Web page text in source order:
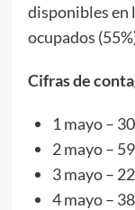
disponibles en
ocupados
Cifras de
1 mayo –
2 mayo –
3 mayo –
4 mayo –